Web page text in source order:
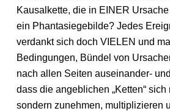
Kausalkette, die in EINER
ein Phantasiegebilde? Jedes
verdankt sich doch VIELEN und
Bedingungen, Bündel von
nach allen Seiten auseinander-
dass die angeblichen „Ketten“ sich
sondern zunehmen, multiplizieren